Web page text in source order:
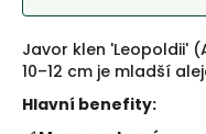
Javor klen 'Leopoldii'
10–12 cm je mladší
Hlavní benefity: